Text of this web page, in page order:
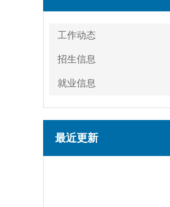
工作动态
招生信息
就业信息
最近更新